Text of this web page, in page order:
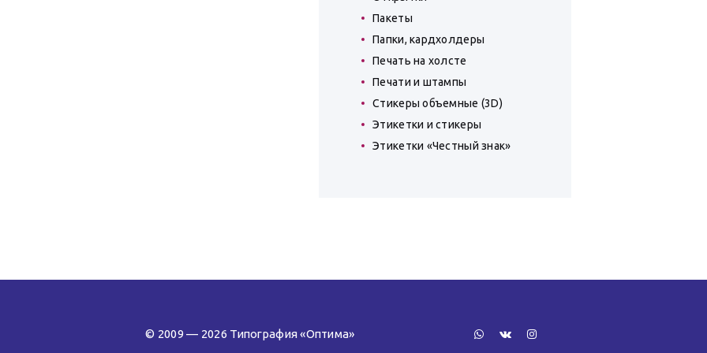
Пакеты
Папки, кардхолдеры
Печать на холсте
Печати и штампы
Стикеры объемные (3D)
Этикетки и стикеры
Этикетки «Честный знак»
© 2009 — 2026 Типография «Оптима»